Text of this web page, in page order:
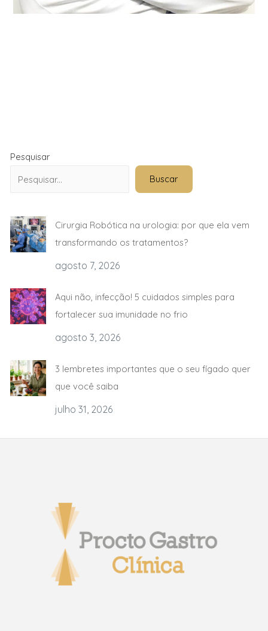
Pesquisar
Buscar
Cirurgia Robótica na urologia: por que ela vem
transformando os tratamentos?
agosto 7, 2026
Aqui não, infecção! 5 cuidados simples para
fortalecer sua imunidade no frio
agosto 3, 2026
3 lembretes importantes que o seu fígado quer
que você saiba
julho 31, 2026